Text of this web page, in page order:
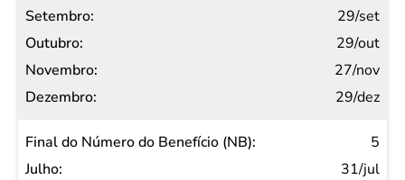
29/set
29/out
27/nov
29/dez
5
31/jul